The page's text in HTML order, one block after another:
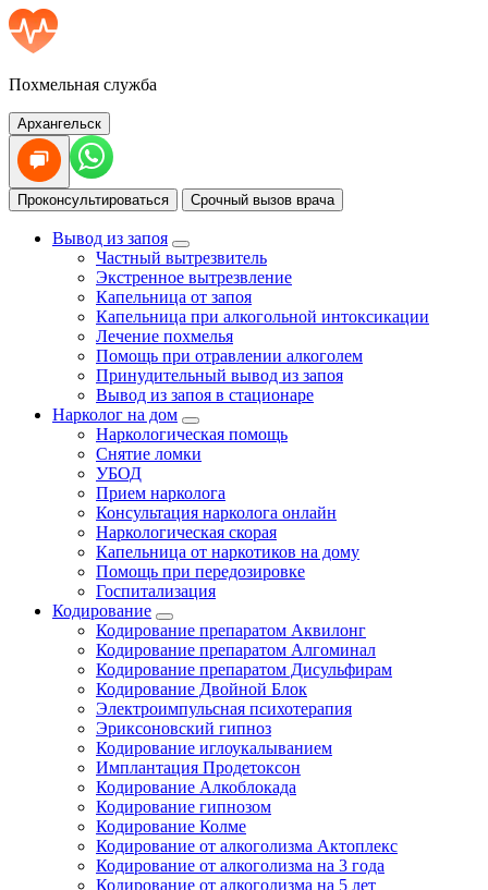
Похмельная служба
Архангельск
Проконсультироваться Срочный вызов врача
Вывод из запоя
Частный вытрезвитель
Экстренное вытрезвление
Капельница от запоя
Капельница при алкогольной интоксикации
Лечение похмелья
Помощь при отравлении алкоголем
Принудительный вывод из запоя
Вывод из запоя в стационаре
Нарколог на дом
Наркологическая помощь
Снятие ломки
УБОД
Прием нарколога
Консультация нарколога онлайн
Наркологическая скорая
Капельница от наркотиков на дому
Помощь при передозировке
Госпитализация
Кодирование
Кодирование препаратом Аквилонг
Кодирование препаратом Алгоминал
Кодирование препаратом Дисульфирам
Кодирование Двойной Блок
Электроимпульсная психотерапия
Эриксоновский гипноз
Кодирование иглоукалыванием
Имплантация Продетоксон
Кодирование Алкоблокада
Кодирование гипнозом
Кодирование Колме
Кодирование от алкоголизма Актоплекс
Кодирование от алкоголизма на 3 года
Кодирование от алкоголизма на 5 лет